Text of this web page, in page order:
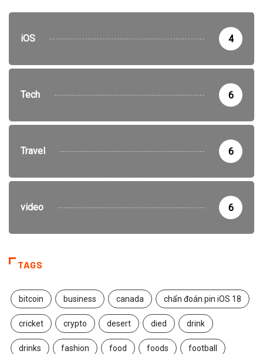
iOS 4
Tech 6
Travel 6
video 6
TAGS
bitcoin business canada chẩn đoán pin iOS 18
cricket crypto desert died drink
drinks fashion food foods football